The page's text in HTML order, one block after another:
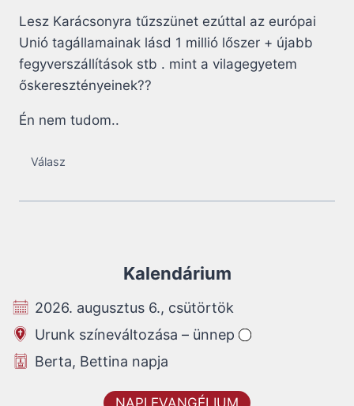
Lesz Karácsonyra tűzszünet ezúttal az európai
Unió tagállamainak lásd 1 millió lőszer + újabb
fegyverszállítások stb . mint a vilagegyetem
őskeresztényeinek??
Én nem tudom..
Válasz
Kalendárium
2026. augusztus 6., csütörtök
Urunk színeváltozása – ünnep
Berta, Bettina napja
NAPI EVANGÉLIUM